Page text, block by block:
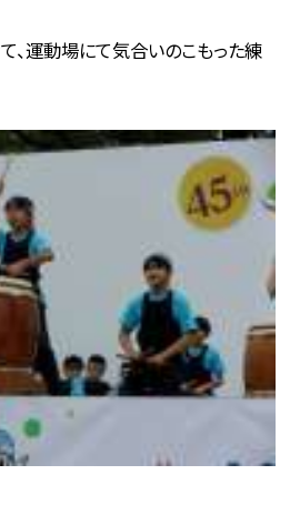
、運動場にて気合いのこもった練